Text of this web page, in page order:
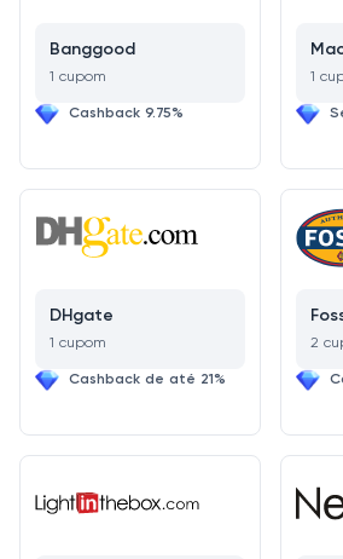
Banggood
1 cupom
Cashback 9.75%
1
DHgate
1 cupom
Cashback de até 21%
2